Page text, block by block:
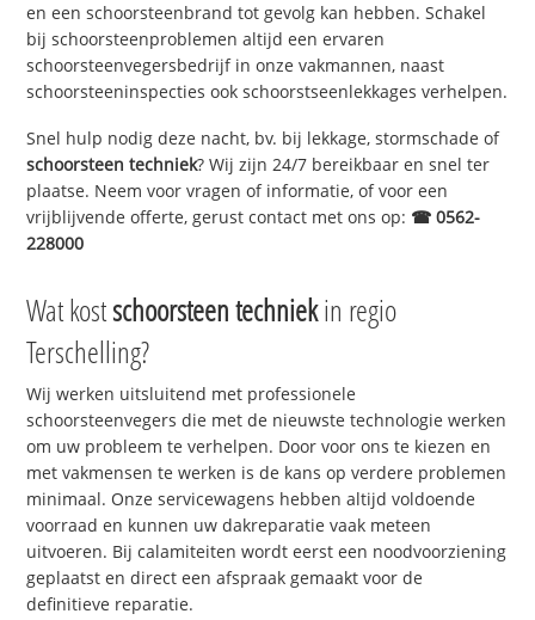
en een schoorsteenbrand tot gevolg kan hebben. Schakel
bij schoorsteenproblemen altijd een ervaren
schoorsteenvegersbedrijf in onze vakmannen, naast
schoorsteeninspecties ook schoorstseenlekkages verhelpen.
Snel hulp nodig deze nacht, bv. bij lekkage, stormschade of
schoorsteen techniek? Wij zijn 24/7 bereikbaar en snel ter
plaatse. Neem voor vragen of informatie, of voor een
vrijblijvende offerte, gerust contact met ons op: ☎ 0562-
228000
Wat kostschoorsteen techniekin regio
Terschelling?
Wij werken uitsluitend met professionele
schoorsteenvegers die met de nieuwste technologie werken
om uw probleem te verhelpen. Door voor ons te kiezen en
met vakmensen te werken is de kans op verdere problemen
minimaal. Onze servicewagens hebben altijd voldoende
voorraad en kunnen uw dakreparatie vaak meteen
uitvoeren. Bij calamiteiten wordt eerst een noodvoorziening
geplaatst en direct een afspraak gemaakt voor de
definitieve reparatie.